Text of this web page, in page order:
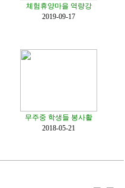
체험휴양마을 역량강
2019-09-17
무주중 학생들 봉사활
2018-05-21